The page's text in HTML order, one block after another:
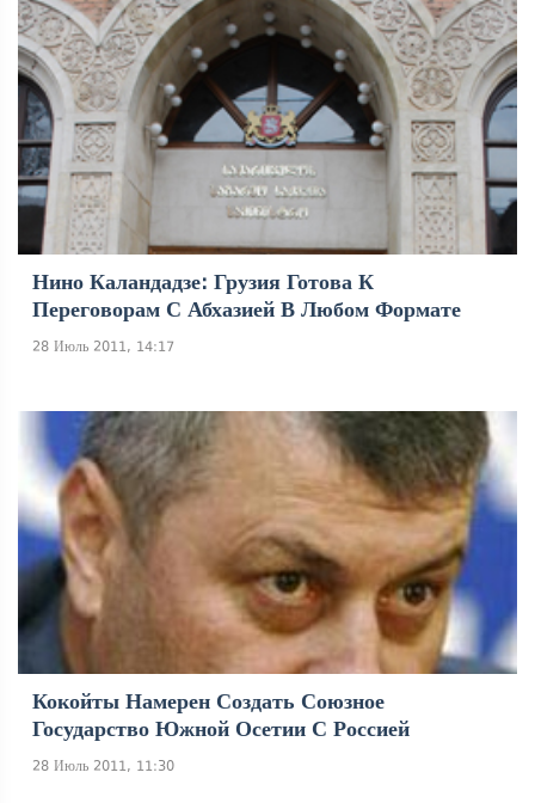
Нино Каландадзе: Грузия Готова К
Переговорам С Абхазией В Любом Формате
28 Июль 2011, 14:17
Кокойты Намерен Создать Союзное
Государство Южной Осетии С Россией
28 Июль 2011, 11:30